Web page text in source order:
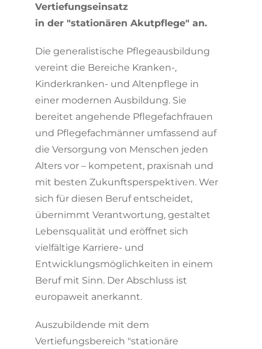
Vertiefungseinsatz
in der "stationären Akutpflege" an.
Die generalistische Pflegeausbildung
vereint die Bereiche Kranken-,
Kinderkranken- und Altenpflege in
einer modernen Ausbildung. Sie
bereitet angehende Pflegefachfrauen
und Pflegefachmänner umfassend auf
die Ver­sor­gung von Menschen jeden
Alters vor – kompetent, praxisnah und
mit besten Zukunftsperspektiven. Wer
sich für diesen Beruf entscheidet,
übernimmt Verantwortung, gestaltet
Lebensqualität und eröffnet sich
vielfältige Karriere- und
Entwicklungsmöglichkeiten in einem
Beruf mit Sinn. Der Abschluss ist
europaweit anerkannt.
Auszubildende mit dem
Vertiefungsbereich "stationäre